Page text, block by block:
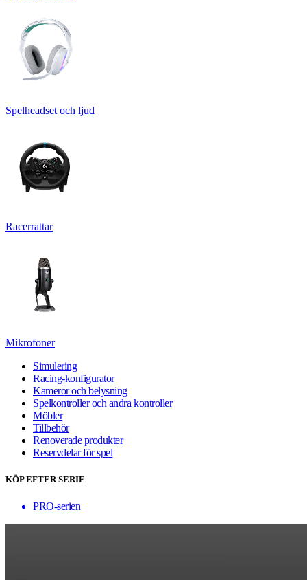
Spelheadset och ljud
Racerrattar
Mikrofoner
Simulering
Racing-konfigurator
Kameror och belysning
Spelkontroller och andra kontroller
Möbler
Tillbehör
Renoverade produkter
Reservdelar för spel
KÖP EFTER SERIE
PRO-serien